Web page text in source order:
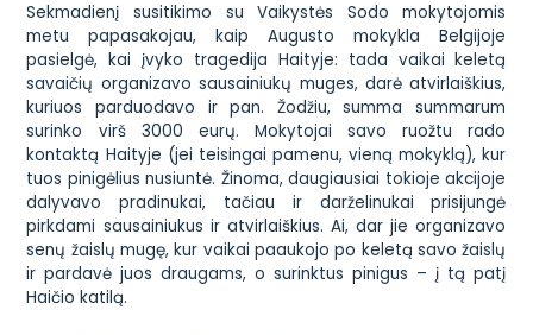
Sekmadienį susitikimo su Vaikystės Sodo mokytojomis
metu papasakojau, kaip Augusto mokykla Belgijoje
pasielgė, kai įvyko tragedija Haityje: tada vaikai keletą
savaičių organizavo sausainiukų muges, darė atvirlaiškius,
kuriuos parduodavo ir pan. Žodžiu,summa summarum
surinko virš 3000 eurų. Mokytojai savo ruožtu rado
kontaktą Haityje (jei teisingai pamenu, vieną mokyklą), kur
tuos pinigėlius nusiuntė. Žinoma, daugiausiai tokioje akcijoje
dalyvavo pradinukai, tačiau ir darželinukai prisijungė
pirkdami sausainiukus ir atvirlaiškius. Ai, dar jie organizavo
senų žaislų mugę, kur vaikai paaukojo po keletą savo žaislų
ir pardavė juos draugams, o surinktus pinigus – į tą patį
Haičiokatilą.